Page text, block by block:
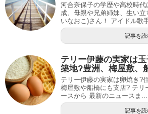
河合奈保子の学歴や高校時
成、母親や兄弟姉妹、生い
いなおこ)さん！ アイドル歌
記事を読
テリー伊藤の実家は
築地?豊洲、梅屋敷、
テリー伊藤の実家は卵焼き?
梅屋敷や船橋にも支店? テリ
ースから 最新のニュースま...
記事を読